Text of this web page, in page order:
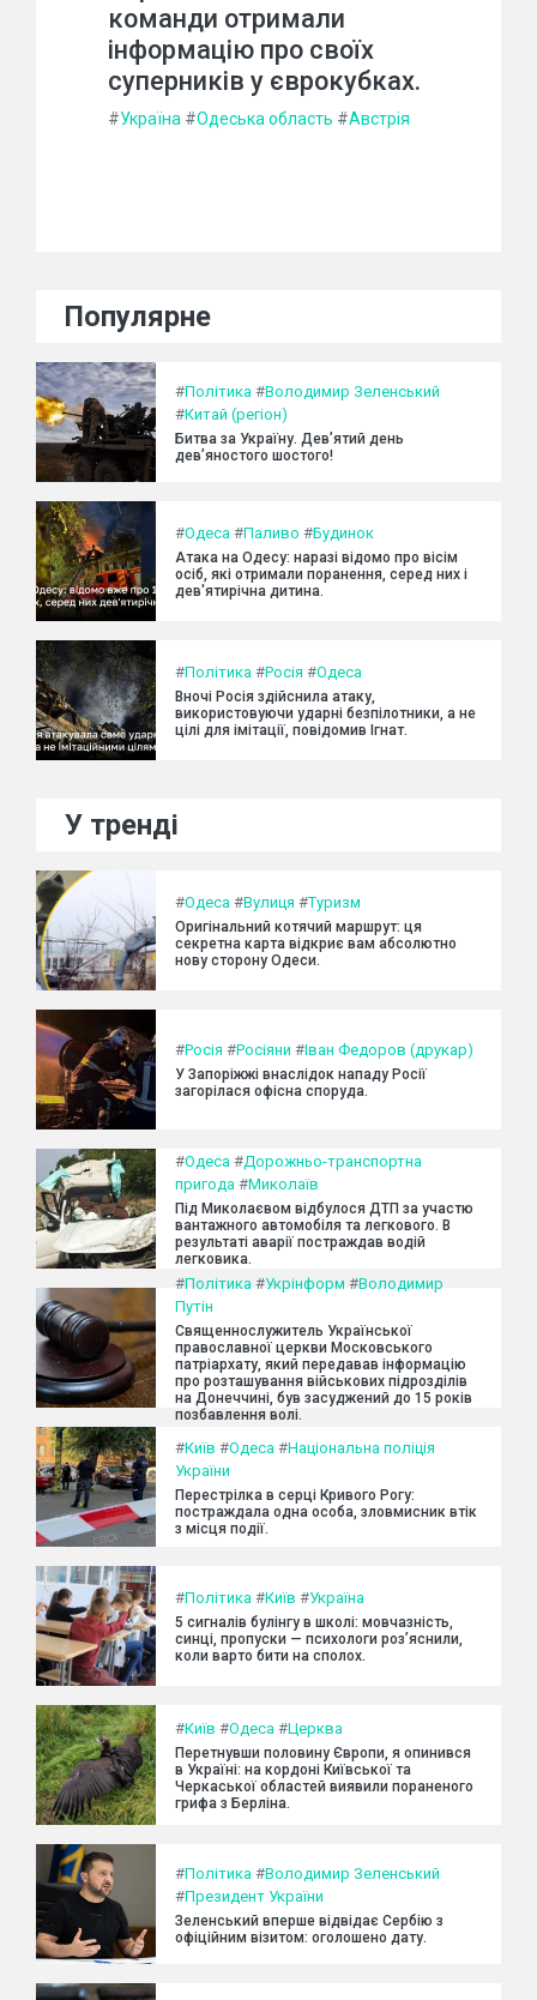
команди отримали
інформацію про своїх
суперників у єврокубках.
#Україна #Одеська область #Австрія
Популярне
#Політика #Володимир Зеленський
#Китай (регіон)
Битва за Україну. Дев’ятий день
дев’яностого шостого!
#Одеса #Паливо #Будинок
Атака на Одесу: наразі відомо про вісім
осіб, які отримали поранення, серед них і
дев'ятирічна дитина.
#Політика #Росія #Одеса
Вночі Росія здійснила атаку,
використовуючи ударні безпілотники, а не
цілі для імітації, повідомив Ігнат.
У тренді
#Одеса #Вулиця #Туризм
Оригінальний котячий маршрут: ця
секретна карта відкриє вам абсолютно
нову сторону Одеси.
#Росія #Росіяни #Іван Федоров (друкар)
У Запоріжжі внаслідок нападу Росії
загорілася офісна споруда.
#Одеса #Дорожньо-транспортна
пригода #Миколаїв
Під Миколаєвом відбулося ДТП за участю
вантажного автомобіля та легкового. В
результаті аварії постраждав водій
легковика.
#Політика #Укрінформ #Володимир
Путін
Священнослужитель Української
православної церкви Московського
патріархату, який передавав інформацію
про розташування військових підрозділів
на Донеччині, був засуджений до 15 років
позбавлення волі.
#Київ #Одеса #Національна поліція
України
Перестрілка в серці Кривого Рогу:
постраждала одна особа, зловмисник втік
з місця події.
#Політика #Київ #Україна
5 сигналів булінгу в школі: мовчазність,
синці, пропуски — психологи роз’яснили,
коли варто бити на сполох.
#Київ #Одеса #Церква
Перетнувши половину Європи, я опинився
в Україні: на кордоні Київської та
Черкаської областей виявили пораненого
грифа з Берліна.
#Політика #Володимир Зеленський
#Президент України
Зеленський вперше відвідає Сербію з
офіційним візитом: оголошено дату.